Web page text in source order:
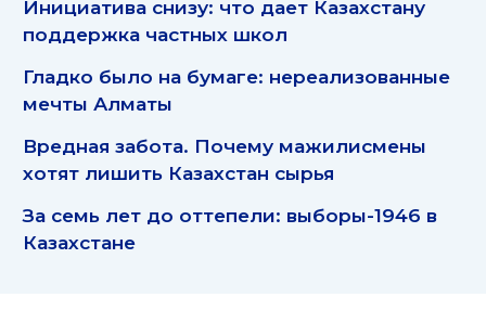
Инициатива снизу: что дает Казахстану
поддержка частных школ
Гладко было на бумаге: нереализованные
мечты Алматы
Вредная забота. Почему мажилисмены
хотят лишить Казахстан сырья
За семь лет до оттепели: выборы-1946 в
Казахстане